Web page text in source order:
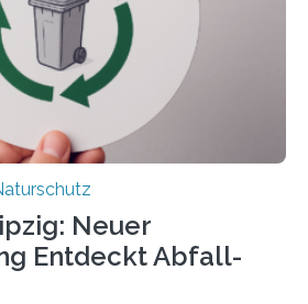
der Universität Oldenburg für
rund 1,2 Millionen Euro. „Wir
Neuer
Entdeckt Abfall-